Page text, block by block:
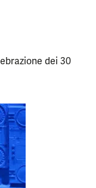
dei 30